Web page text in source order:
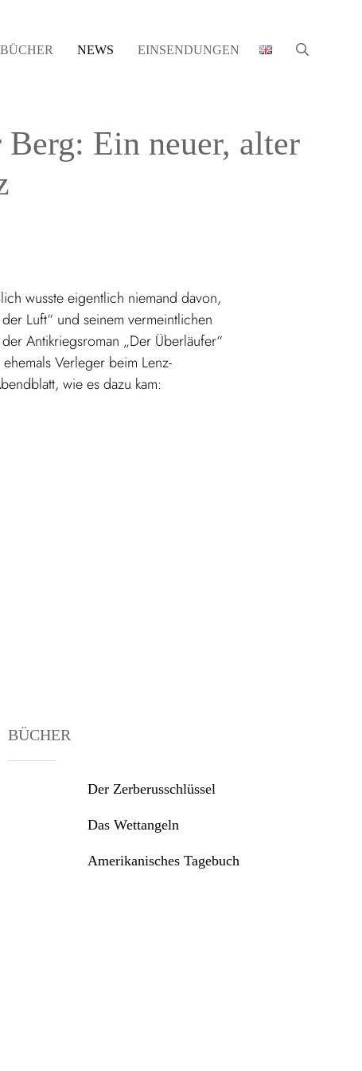
BÜCHER NEWS EINSENDUNGEN
Ein neuer, alter
wusste eigentlich niemand davon,
Luft“ und seinem vermeintlichen
Antikriegsroman „Der Überläufer“
Verleger beim Lenz-
wie es dazu kam:
BÜCHER
Der Zerberusschlüssel
Das Wettangeln
Amerikanisches Tagebuch